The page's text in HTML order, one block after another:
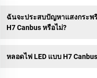
ฉันจะประสบปัญหาแสงกระพ
H7 Canbus หรือไม่?
หลอดไฟ LED แบบ H7